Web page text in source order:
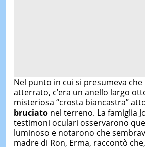
Nel punto in cui si presumeva che
atterrato, c’era un anello largo
misteriosa “crosta biancastra”
bruciatonel terreno. La famiglia
testimoni oculari osservarono
luminoso e notarono che
madre di Ron, Erma, raccontò